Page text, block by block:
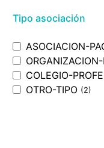
Tipo asociación
ASOCIACION-
COLEGIO-
OTRO-TIPO (2)